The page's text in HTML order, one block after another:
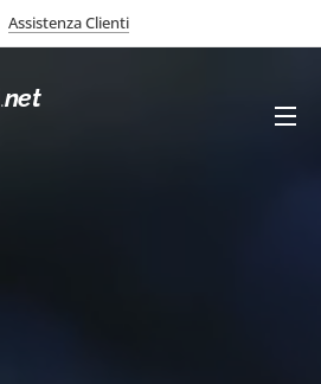
Assistenza Clienti
.net